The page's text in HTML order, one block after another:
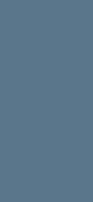
dashboard/